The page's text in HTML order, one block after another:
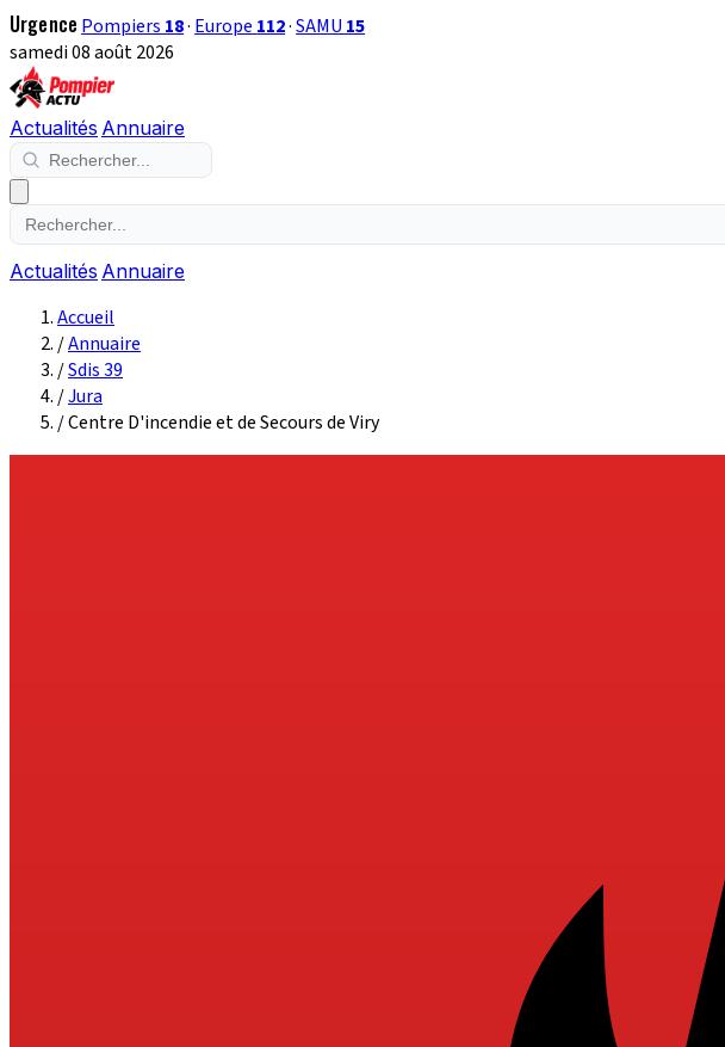
Urgence Pompiers 18· Europe 112·SAMU 15
samedi 08 août 2026
Actualités Annuaire
Actualités Annuaire
Accueil
/Annuaire
/Sdis 39
/Jura
/Centre D'incendie et de Secours de Viry